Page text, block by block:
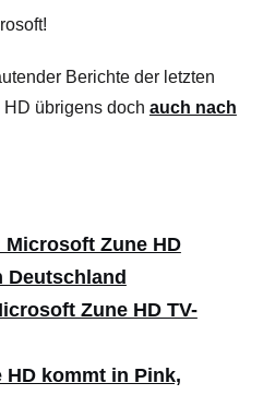
Berichte der letzten
übrigens doch auch nach
Zune HD
Deutschland
Zune HD TV-
kommt in Pink,